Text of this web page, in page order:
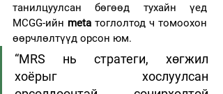
танилцуулсан бөгөөд тухайн үед
MCGG-ийн meta тоглолтод ч томоохон
өөрчлөлтүүд орсон юм.
“MRS нь стратеги, хөгжил
хоёрыг хослуулсан